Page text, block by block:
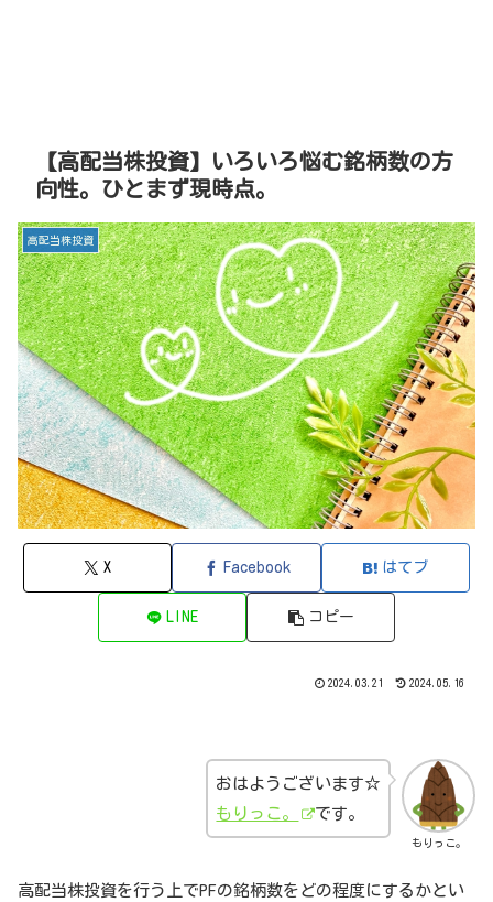
【高配当株投資】いろいろ悩む銘柄数の方
向性。ひとまず現時点。
高配当株投資
X Facebook はてブ
LINE コピー
2024.03.21 2024.05.16
もりっこ。
おはようございます☆
もりっこ。
です。
高配当株投資を行う上でPFの銘柄数をどの程度にするかとい